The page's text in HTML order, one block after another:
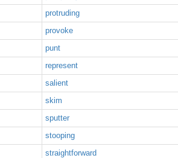
protruding
provoke
punt
represent
salient
skim
sputter
stooping
straightforward